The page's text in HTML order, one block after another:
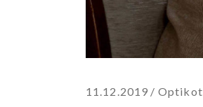
11.12.2019 Optikot